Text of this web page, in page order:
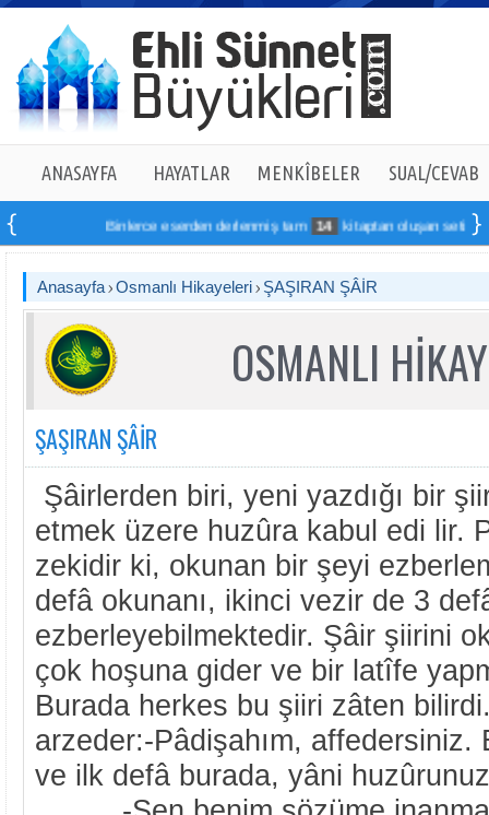
ANASAYFA HAYATLAR MENKÎBELER SUAL/CEVAB
Binlerce eserden derlenmiş tam 14 kitaptan oluşan seti
Anasayfa Osmanlı Hikayeleri ŞAŞIRAN ŞÂİR
OSMANLI
ŞAŞIRAN ŞÂİR
Şâirlerden biri, yeni yazdığı bir
etmek üzere huzûra kabul edi lir.
zekidir ki, okunan bir şeyi
defâ okunanı, ikinci vezir de 3
ezberleyebilmektedir. Şâir şiirini
çok hoşuna gider ve bir latîfe
Burada herkes bu şiiri zâten
arzeder:-Pâdişahım, affedersiniz.
ve ilk defâ burada, yâni